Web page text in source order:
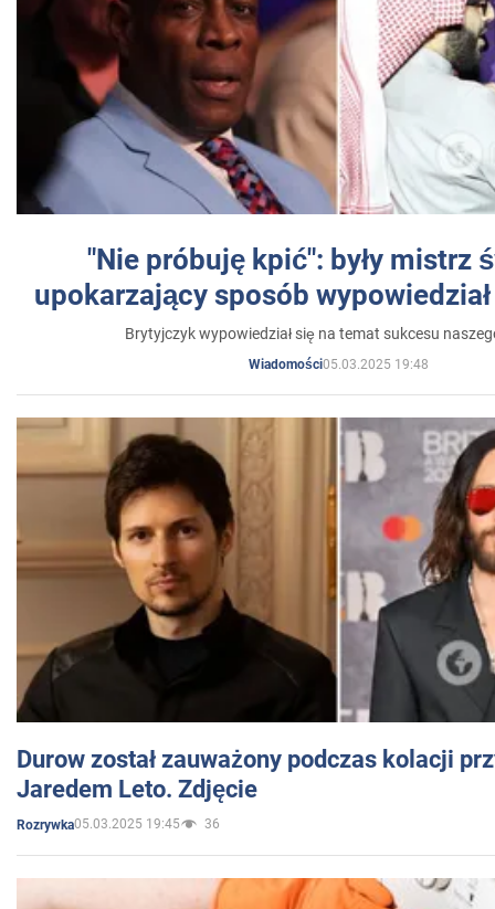
"Nie próbuję kpić": były mistrz
upokarzający sposób
Brytyjczyk wypowiedział się na temat sukcesu
Wiadomości05.03.2025 19:48
Durow został zauważony podczas kolacji
Jaredem Leto. Zdjęcie
Rozrywka05.03.2025 19:45 36